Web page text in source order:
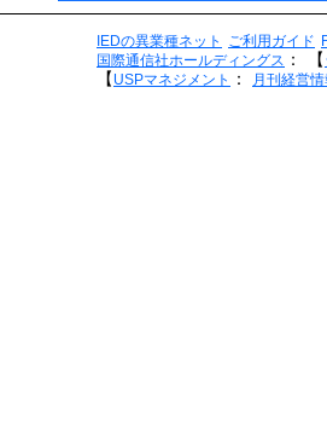
IEDの異業種ネット ご利用ガイド
国際通信社ホールディングス ： 【
【 USPマネジメント ： 月刊経営